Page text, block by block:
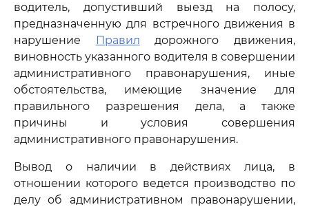
водитель, допустивший выезд на полосу,
предназначенную для встречного движения в
нарушение
Правил дорожного движения,
виновность указанного водителя в совершении
административного правонарушения, иные
обстоятельства, имеющие значение для
правильного разрешения дела, а также
причины и условия совершения
административного правонарушения.
Вывод о наличии в действиях лица, в
отношении которого ведется производство по
делу об административном правонарушении,